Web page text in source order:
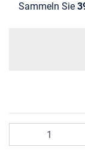
Sammeln Sie